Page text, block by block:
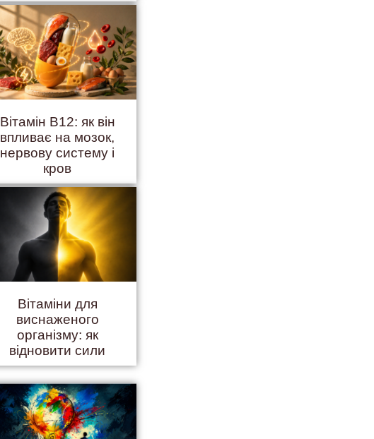
Вітамін B12: як він
впливає на мозок,
нервову систему і
кров
Вітаміни для
виснаженого
організму: як
відновити сили